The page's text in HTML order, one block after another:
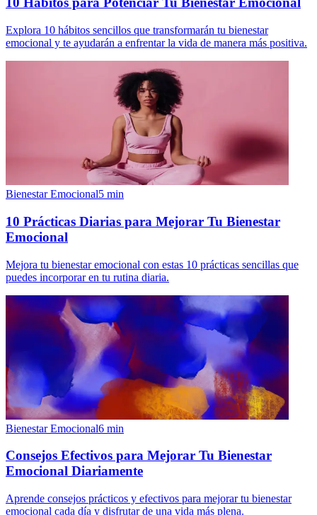
Explora 10 hábitos sencillos que transformarán tu bienestar
emocional y te ayudarán a enfrentar la vida de manera más positiva.
Bienestar Emocional5 min
10 Prácticas Diarias para Mejorar Tu Bienestar
Emocional
Mejora tu bienestar emocional con estas 10 prácticas sencillas que
puedes incorporar en tu rutina diaria.
Bienestar Emocional6 min
Consejos Efectivos para Mejorar Tu Bienestar
Emocional Diariamente
Aprende consejos prácticos y efectivos para mejorar tu bienestar
emocional cada día y disfrutar de una vida más plena.